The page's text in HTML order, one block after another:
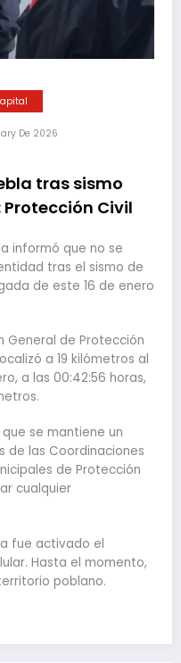
De 2026
tras sismo
Civil
informó que no se
tras el sismo de
de este 16 de enero
General de Protección
a 19 kilómetros al
a las 00:42:56 horas,
se mantiene un
las Coordinaciones
de Protección
cualquier
fue activado el
Hasta el momento,
poblano.